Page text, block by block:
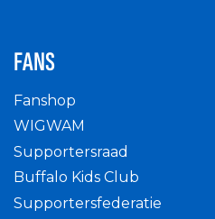
FANS
Fanshop
WIGWAM
Supportersraad
Buffalo Kids Club
Supportersfederatie